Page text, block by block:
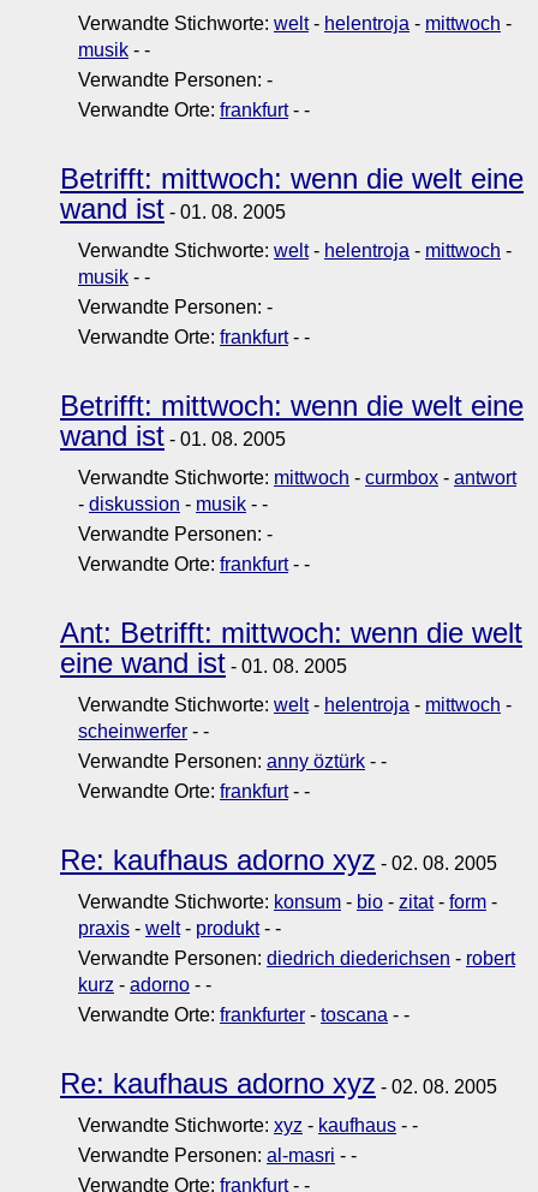
Verwandte Stichworte: welt- helentroja - mittwoch -
musik - -
Verwandte Personen: -
Verwandte Orte: frankfurt- -
Betrifft: mittwoch: wenn die welt eine
wand ist - 01. 08. 2005
Verwandte Stichworte: welt- helentroja - mittwoch -
musik - -
Verwandte Personen: -
Verwandte Orte: frankfurt- -
Betrifft: mittwoch: wenn die welt eine
wand ist - 01. 08. 2005
Verwandte Stichworte: mittwoch - curmbox - antwort
- diskussion - musik - -
Verwandte Personen: -
Verwandte Orte: frankfurt- -
Ant: Betrifft: mittwoch: wenn die welt
eine wand ist - 01. 08. 2005
Verwandte Stichworte: welt- helentroja - mittwoch -
scheinwerfer - -
Verwandte Personen: anny öztürk - -
Verwandte Orte: frankfurt- -
Re: kaufhaus adorno xyz - 02. 08. 2005
Verwandte Stichworte: konsum - bio - zitat- form -
praxis - welt- produkt- -
Verwandte Personen: diedrich diederichsen - robert
kurz - adorno - -
Verwandte Orte: frankfurter - toscana - -
Re: kaufhaus adorno xyz - 02. 08. 2005
Verwandte Stichworte: xyz - kaufhaus - -
Verwandte Personen: al-masri - -
Verwandte Orte: frankfurt- -